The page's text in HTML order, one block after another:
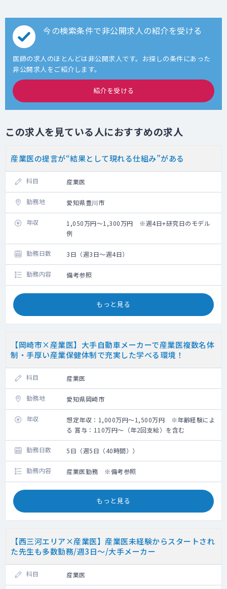
今の検索条件で非公開求人の紹介を受ける
医師の求人のほとんどは非公開求人です。お探しの条件にあった
非公開求人をご紹介します。
紹介を受ける
この求人を見ている人におすすめの求人
産業医の提言が“結果として現れる仕組み”がある
科目 産業医
勤務地 愛知県豊川市
年収
1,050万円～1,300万円 ※週4日+研究日のモデル
例
勤務日数 3日（週3日～週4日）
勤務内容 備考参照
もっと見る
【岡崎市×産業医】大手自動車メーカーで産業医複数名体
制・手厚い産業保健体制で充実した学べる環境！
科目 産業医
勤務地 愛知県岡崎市
年収
想定年収：1,000万円～1,500万円 ※年齢経験によ
る 賞与：110万円～（年2回支給）を含む
勤務日数 5日（週5日（40時間））
勤務内容 産業医勤務 ※備考参照
もっと見る
【西三河エリア×産業医】産業医未経験からスタートされ
た先生も多数勤務/週3日～/大手メーカー
科目 産業医